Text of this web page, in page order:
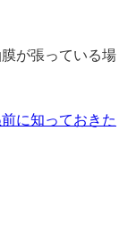
が張っている場
に知っておきた